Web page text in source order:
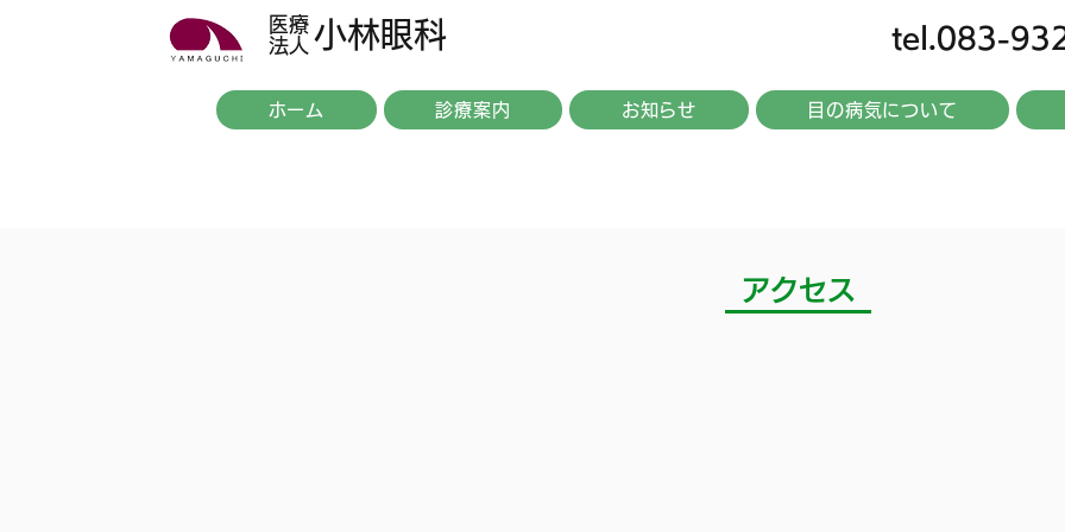
医療
法人小林眼科 tel.083-
ホーム 診療案内 お知らせ 目の病気について
アクセス